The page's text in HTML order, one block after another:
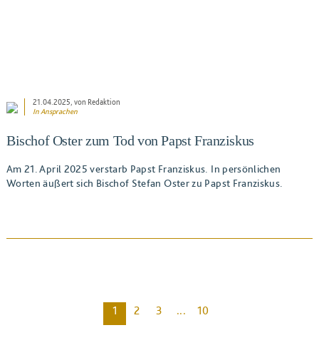
21.04.2025, von Redaktion
In Ansprachen
Bischof Oster zum Tod von Papst Franziskus
Am 21. April 2025 verstarb Papst Franziskus. In persönlichen
Worten äußert sich Bischof Stefan Oster zu Papst Franziskus.
1 2 3 ... 10